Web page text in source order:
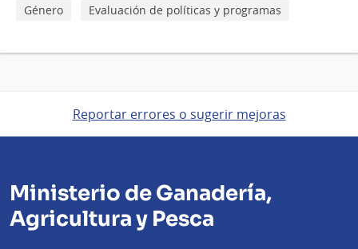
Género
Evaluación de políticas y programas
Reportar errores o sugerir mejoras
Ministerio de Ganadería,
Agricultura y Pesca